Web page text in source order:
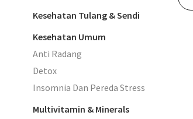
Kesehatan Tulang & Sendi
Kesehatan Umum
Anti Radang
Detox
Insomnia Dan Pereda Stress
Multivitamin & Minerals